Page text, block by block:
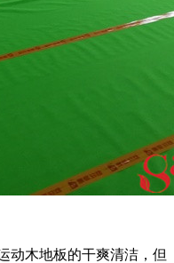
动木地板的干爽清洁，但